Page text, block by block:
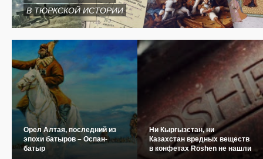
В ТЮРКСКОЙ ИСТОРИИ
Орел Алтая, последний из
эпохи батыров – Оспан-
батыр
Ни Кыргызстан, ни
Казахстан вредных веществ
в конфетах Roshen не нашли